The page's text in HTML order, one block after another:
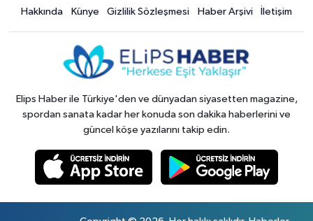
Hakkında Künye Gizlilik Sözleşmesi Haber Arşivi İletişim
Elips Haber ile Türkiye'den ve dünyadan siyasetten magazine,
spordan sanata kadar her konuda son dakika haberlerini ve
güncel köşe yazılarını takip edin.